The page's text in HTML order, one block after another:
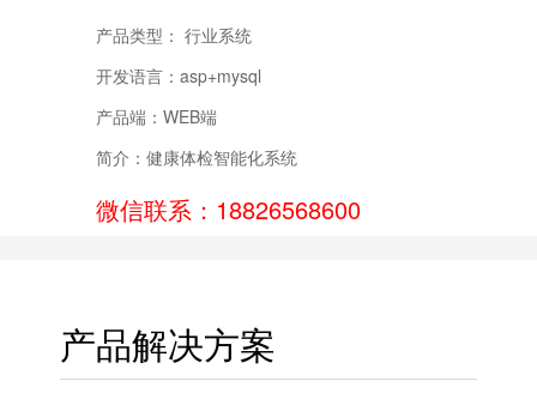
产品类型： 行业系统
开发语言：asp+mysql
产品端：WEB端
简介：健康体检智能化系统
微信联系：18826568600
产品解决方案